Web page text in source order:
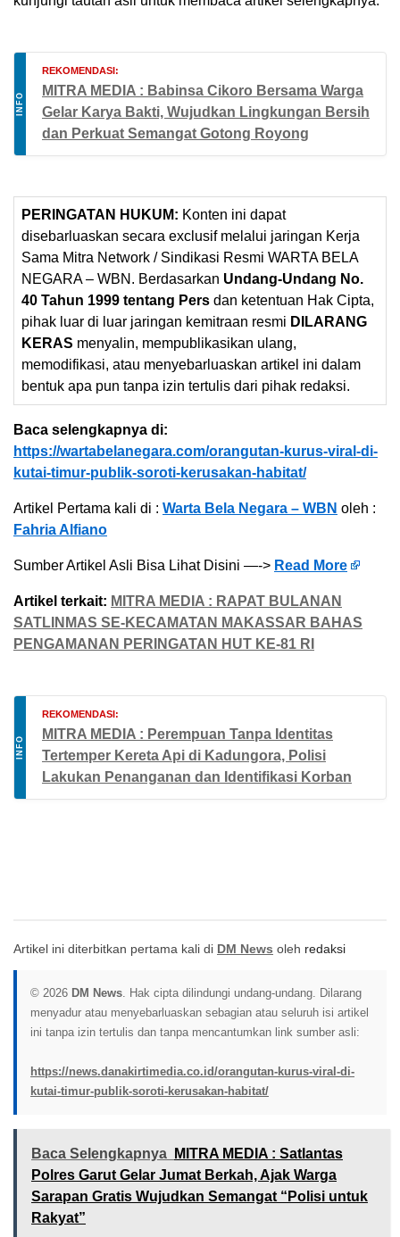
INFO
REKOMENDASI:
MITRA MEDIA : Babinsa Cikoro Bersama Warga
Gelar Karya Bakti, Wujudkan Lingkungan Bersih
dan Perkuat Semangat Gotong Royong
PERINGATAN HUKUM: Konten ini dapat
disebarluaskan secara exclusif melalui jaringan Kerja
Sama Mitra Network / Sindikasi Resmi WARTA BELA
NEGARA – WBN. Berdasarkan Undang-Undang No.
40 Tahun 1999 tentang Pers dan ketentuan Hak Cipta,
pihak luar di luar jaringan kemitraan resmi DILARANG
KERAS menyalin, mempublikasikan ulang,
memodifikasi, atau menyebarluaskan artikel ini dalam
bentuk apa pun tanpa izin tertulis dari pihak redaksi.
Baca selengkapnya di:
https://wartabelanegara.com/orangutan-kurus-viral-di-
kutai-timur-publik-soroti-kerusakan-habitat/
Artikel Pertama kali di : Warta Bela Negara – WBN oleh :
Fahria Alfiano
Sumber Artikel Asli Bisa Lihat Disini —-> Read More
Artikel terkait: MITRA MEDIA : RAPAT BULANAN
SATLINMAS SE-KECAMATAN MAKASSAR BAHAS
PENGAMANAN PERINGATAN HUT KE-81 RI
INFO
REKOMENDASI:
MITRA MEDIA : Perempuan Tanpa Identitas
Tertemper Kereta Api di Kadungora, Polisi
Lakukan Penanganan dan Identifikasi Korban
Artikel ini diterbitkan pertama kali di DM News oleh redaksi
© 2026 DM News. Hak cipta dilindungi undang-undang. Dilarang
menyadur atau menyebarluaskan sebagian atau seluruh isi artikel
ini tanpa izin tertulis dan tanpa mencantumkan link sumber asli:
https://news.danakirtimedia.co.id/orangutan-kurus-viral-di-
kutai-timur-publik-soroti-kerusakan-habitat/
Baca Selengkapnya
MITRA MEDIA : Satlantas
Polres Garut Gelar Jumat Berkah, Ajak Warga
Sarapan Gratis Wujudkan Semangat “Polisi untuk
Rakyat”